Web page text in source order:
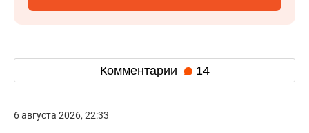
Комментарии 14
6 августа 2026, 22:33